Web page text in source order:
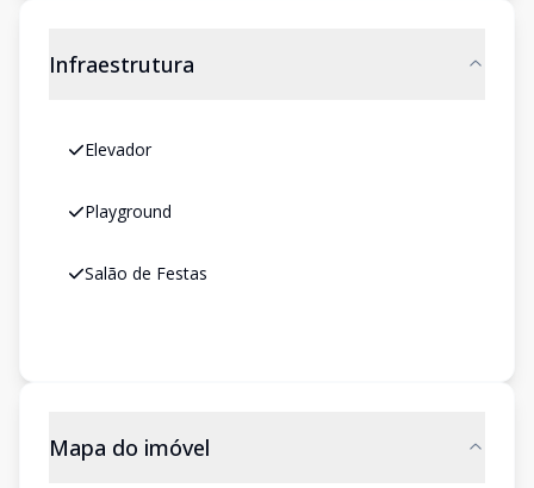
Infraestrutura
Elevador
Playground
Salão de Festas
Mapa do imóvel